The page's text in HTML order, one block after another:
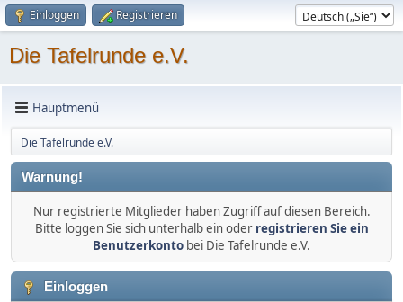
Einloggen Registrieren
Die Tafelrunde e.V.
Hauptmenü
Die Tafelrunde e.V.
Warnung!
Nur registrierte Mitglieder haben Zugriff auf diesen Bereich.
Bitte loggen Sie sich unterhalb ein oder registrieren Sie ein
Benutzerkonto bei Die Tafelrunde e.V.
Einloggen